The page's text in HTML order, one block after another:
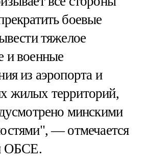
боевые
тяжелое
и военные
из аэропорта и
жилых территорий,
минскими
— отмечается
ОБСЕ.